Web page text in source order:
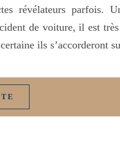
révélateurs parfois.
de voiture, il est
ils s’accorderont